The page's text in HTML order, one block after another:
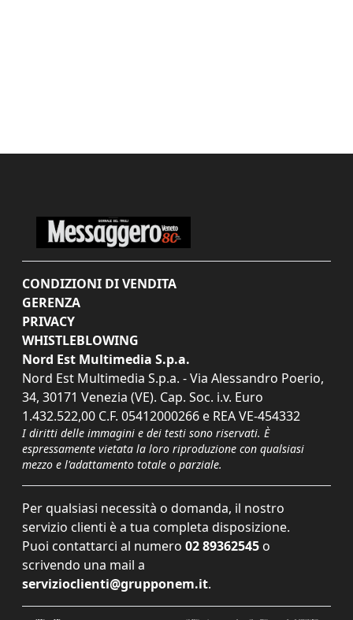
CONDIZIONI DI VENDITA
GERENZA
PRIVACY
WHISTLEBLOWING
Nord Est Multimedia S.p.a.
Nord Est Multimedia S.p.a. - Via Alessandro Poerio,
34, 30171 Venezia (VE). Cap. Soc. i.v. Euro
1.432.522,00 C.F. 05412000266 e REA VE-454332
I diritti delle immagini e dei testi sono riservati. È
espressamente vietata la loro riproduzione con qualsiasi
mezzo e l'adattamento totale o parziale.
Per qualsiasi necessità o domanda, il nostro
servizio clienti è a tua completa disposizione.
Puoi contattarci al numero 02 89362545 o
scrivendo una mail a
servizioclienti@grupponem.it.